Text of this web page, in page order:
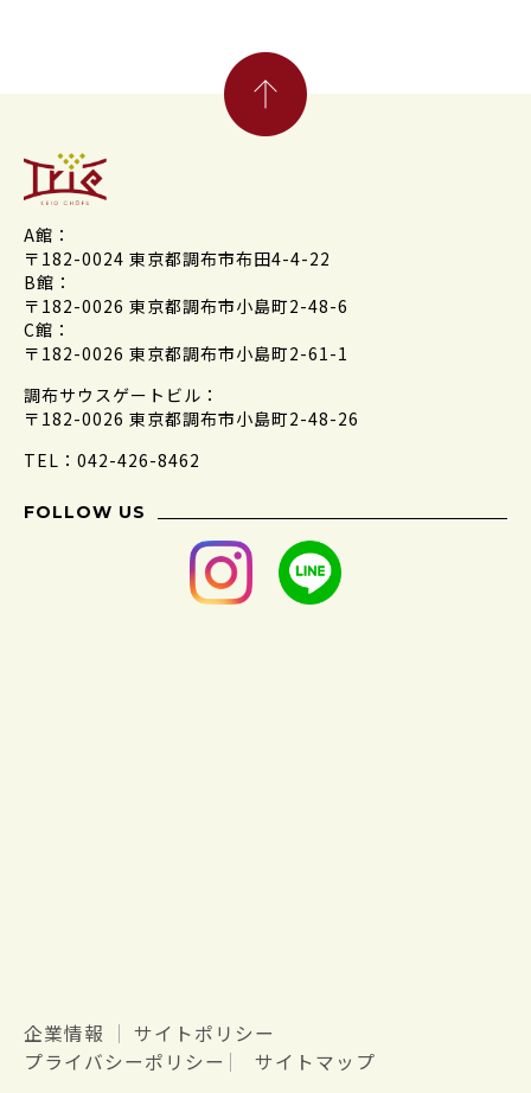
A館：
〒182-0024 東京都調布市布田4-4-22
B館：
〒182-0026 東京都調布市小島町2-48-6
C館：
〒182-0026 東京都調布市小島町2-61-1
調布サウスゲートビル：
〒182-0026 東京都調布市小島町2-48-26
TEL：042-426-8462
FOLLOW US
企業情報
サイトポリシー
プライバシーポリシー
サイトマップ